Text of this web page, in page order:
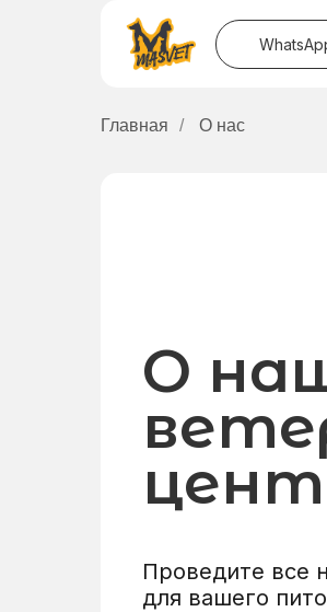
Главная / О нас
О
Проведите все
для вашего